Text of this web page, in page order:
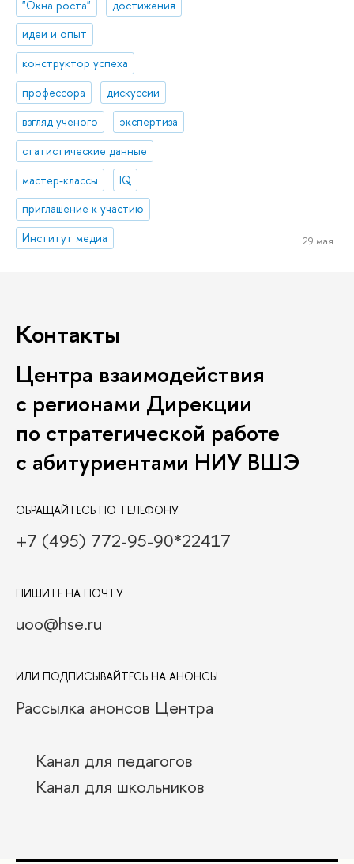
"Окна роста"
достижения
идеи и опыт
конструктор успеха
профессора
дискуссии
взгляд ученого
экспертиза
статистические данные
мастер-классы
IQ
приглашение к участию
Институт медиа
29 мая
Контакты
Центра взаимодействия
с регионами Дирекции
по стратегической работе
с абитуриентами НИУ ВШЭ
ОБРАЩАЙТЕСЬ ПО ТЕЛЕФОНУ
+7 (495) 772-95-90*22417
ПИШИТЕ НА ПОЧТУ
uoo@hse.ru
ИЛИ ПОДПИСЫВАЙТЕСЬ НА АНОНСЫ
Рассылка анонсов Центра
Канал для педагогов
Канал для школьников